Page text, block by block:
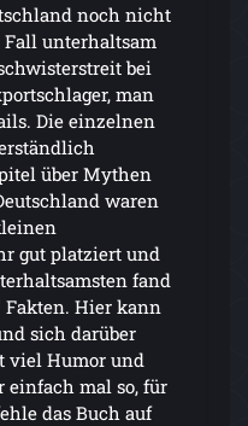
noch nicht
Fall unterhaltsam
bei
man
Die einzelnen
über Mythen
waren
gut platziert und
fand
Hier kann
sich darüber
viel Humor und
einfach mal so, für
das Buch auf